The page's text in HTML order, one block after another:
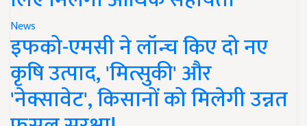
News
इफको-एमसी ने लॉन्च किए दो नए
कृषि उत्पाद, 'मित्सुकी' और
'नेक्सावेट', किसानों को मिलेगी उन्नत